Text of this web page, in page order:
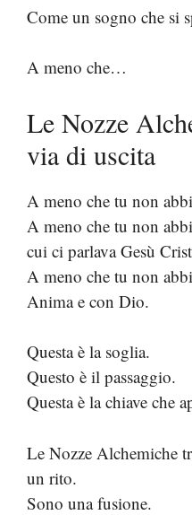
Come un sogno che si
A meno che…
Le Nozze
via di uscita
A meno che tu non
A meno che tu non
cui ci parlava Gesù
A meno che tu non
Anima e con Dio.
Questa è la soglia.
Questo è il passaggio.
Questa è la chiave che
Le Nozze Alchemiche
un rito.
Sono una fusione.